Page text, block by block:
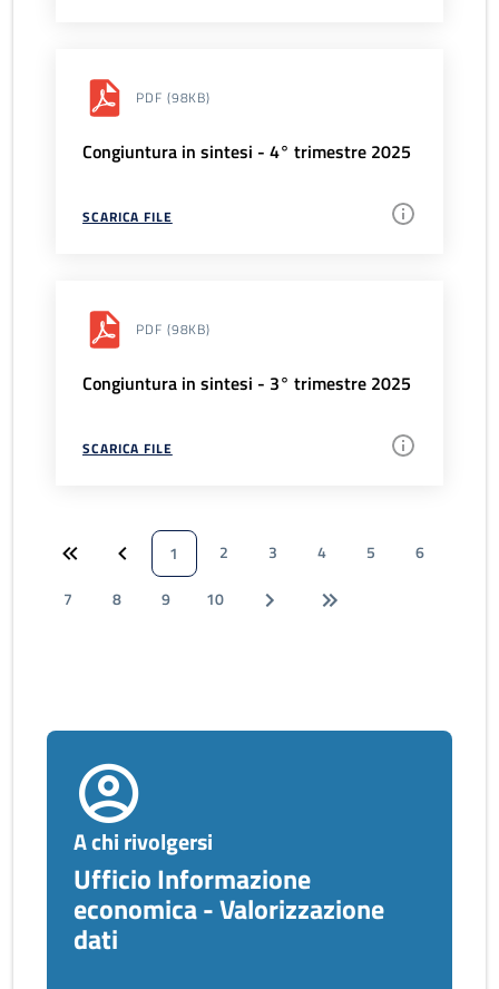
PDF (98KB)
Congiuntura in sintesi - 4° trimestre 2025
SCARICA FILE
PDF (98KB)
Congiuntura in sintesi - 3° trimestre 2025
SCARICA FILE
1 2 3 4 5
6
7
8 9 10
A chi rivolgersi
Ufficio Informazione
economica - Valorizzazione
dati